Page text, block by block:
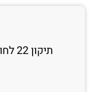
תיקון 22 לחוק שוויון הזדמנויות בעבודה